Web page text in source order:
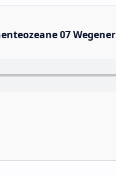
07 Wegener